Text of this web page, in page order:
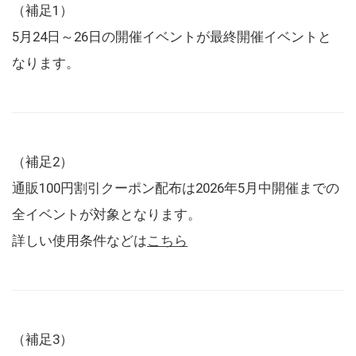
（補足1）
5月24日～26日の開催イベントが最終開催イベントと
なります。
（補足2）
通販100円割引クーポン配布は2026年5月中開催までの
全イベントが対象となります。
詳しい使用条件などはこちら
（補足3）